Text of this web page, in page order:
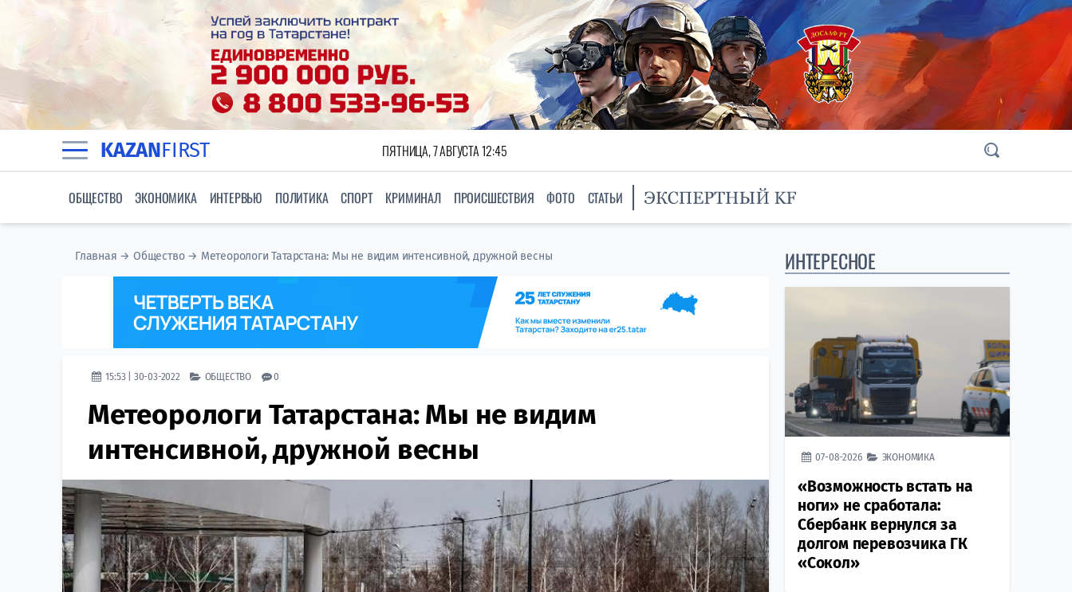
KAZANFIRST ПЯТНИЦА, 7 АВГУСТА 12:45
ОБЩЕСТВО ЭКОНОМИКА ИНТЕРВЬЮ ПОЛИТИКА СПОРТ КРИМИНАЛ ПРОИСШЕСТВИЯ ФОТО СТАТЬИ
Главная →Общество→ Метеорологи Татарстана: Мы не видим интенсивной, дружной весны
15:53 | 30-03-2022 ОБЩЕСТВО 0
Метеорологи Татарстана: Мы не видим
интенсивной, дружной весны
ИНТЕРЕСНОЕ
07-08-2026 ЭКОНОМИКА
«Возможность встать на
ноги» не сработала:
Сбербанк вернулся за
долгом перевозчика ГК
«Сокол»